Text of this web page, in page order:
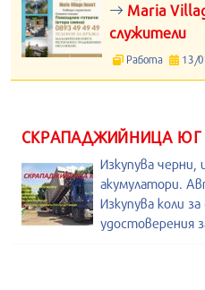
Maria
служители
Работа 13/
СКРАПАДЖИЙНИЦА ЮГ
Изкупува
акумулатори.
Изкупува коли
удостоверения